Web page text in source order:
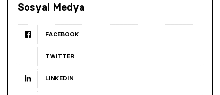
Sosyal Medya
FACEBOOK
TWITTER
LINKEDIN